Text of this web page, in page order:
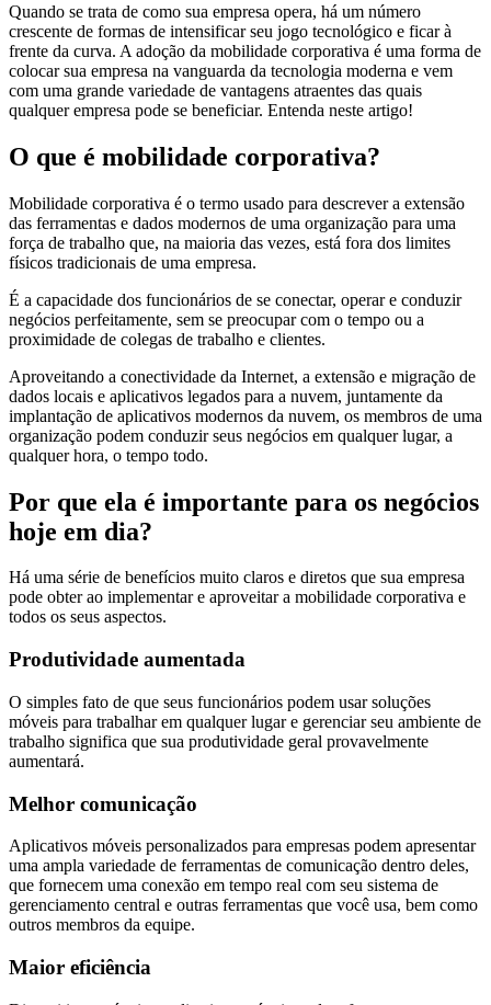
Quando se trata de como sua empresa opera, há um número
crescente de formas de intensificar seu jogo tecnológico e ficar à
frente da curva. A adoção da mobilidade corporativa é uma forma de
colocar sua empresa na vanguarda da tecnologia moderna e vem
com uma grande variedade de vantagens atraentes das quais
qualquer empresa pode se beneficiar. Entenda neste artigo!
O que é mobilidade corporativa?
Mobilidade corporativa é o termo usado para descrever a extensão
das ferramentas e dados modernos de uma organização para uma
força de trabalho que, na maioria das vezes, está fora dos limites
físicos tradicionais de uma empresa.
É a capacidade dos funcionários de se conectar, operar e conduzir
negócios perfeitamente, sem se preocupar com o tempo ou a
proximidade de colegas de trabalho e clientes.
Aproveitando a conectividade da Internet, a extensão e migração de
dados locais e aplicativos legados para a nuvem, juntamente da
implantação de aplicativos modernos da nuvem, os membros de uma
organização podem conduzir seus negócios em qualquer lugar, a
qualquer hora, o tempo todo.
Por que ela é importante para os negócios
hoje em dia?
Há uma série de benefícios muito claros e diretos que sua empresa
pode obter ao implementar e aproveitar a mobilidade corporativa e
todos os seus aspectos.
Produtividade aumentada
O simples fato de que seus funcionários podem usar soluções
móveis para trabalhar em qualquer lugar e gerenciar seu ambiente de
trabalho significa que sua produtividade geral provavelmente
aumentará.
Melhor comunicação
Aplicativos móveis personalizados para empresas podem apresentar
uma ampla variedade de ferramentas de comunicação dentro deles,
que fornecem uma conexão em tempo real com seu sistema de
gerenciamento central e outras ferramentas que você usa, bem como
outros membros da equipe.
Maior eficiência